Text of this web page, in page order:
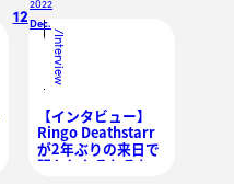
12
2022
Dec./
Interview
【インタビュー】
Ringo Deathstarr
が2年ぶりの来日で
明かしたそれぞれの